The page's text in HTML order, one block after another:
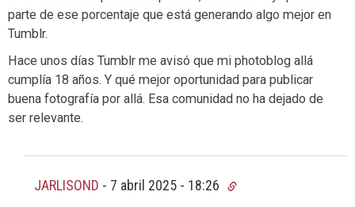
parte de ese porcentaje que está generando algo mejor en
Tumblr.
Hace unos días Tumblr me avisó que mi photoblog allá
cumplía 18 años. Y qué mejor oportunidad para publicar
buena fotografía por allá. Esa comunidad no ha dejado de
ser relevante.
JARLISOND - 7 abril 2025 - 18:26